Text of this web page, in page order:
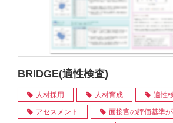
BRIDGE(適性検査)
人材採用 人材育成 適性
アセスメント 面接官の評価基準